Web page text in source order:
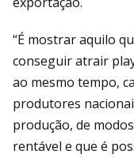
“É mostrar aquilo
conseguir atrair
ao mesmo tempo,
produtores
produção, de
rentável e que é